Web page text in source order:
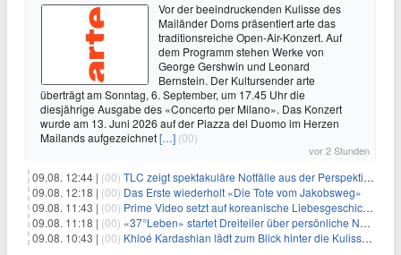
Vor der beeindruckenden Kulisse des
Mailänder Doms präsentiert arte das
traditionsreiche Open-Air-Konzert. Auf
dem Programm stehen Werke von
George Gershwin und Leonard
Bernstein. Der Kultursender arte
überträgt am Sonntag, 6. September, um 17.45 Uhr die
diesjährige Ausgabe des «Concerto per Milano». Das Konzert
wurde am 13. Juni 2026 auf der Piazza del Duomo im Herzen
Mailands aufgezeichnet[…] (00)
vor 2 Stunden
09.08. 12:44 | (00) TLC zeigt spektakuläre Notfälle aus der Perspektive der Patienten
09.08. 12:18 | (00) Das Erste wiederholt «Die Tote vom Jakobsweg»
09.08. 11:43 | (00) Prime Video setzt auf koreanische Liebesgeschichte
09.08. 11:18 | (00) «37°Leben» startet Dreiteiler über persönliche Neuanfänge
09.08. 10:43 | (00) Khloé Kardashian lädt zum Blick hinter die Kulissen ihres Freundeskreises